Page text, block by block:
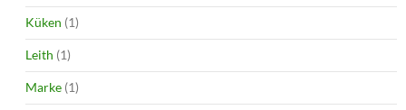
Küken (1)
Leith (1)
Marke (1)